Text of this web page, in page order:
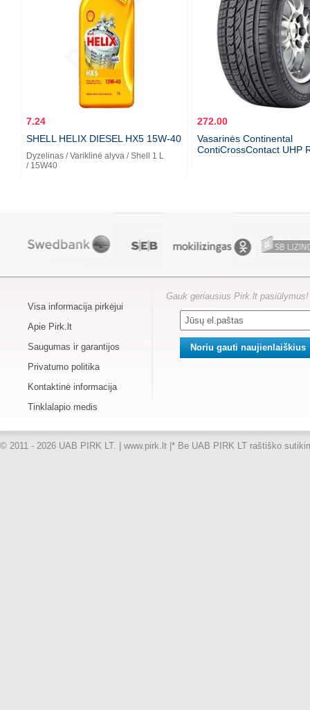
7.24
SHELL HELIX DIESEL HX5 15W-40
Dyzelinas / Variklinė alyva / Shell 1 L
/ 15W40
272.00
Vasarinės Continental
ContiCrossContact UHP
Visa informacija pirkėjui
Apie Pirk.lt
Saugumas ir garantijos
Privatumo politika
Kontaktinė informacija
Tinklalapio medis
Gauk geriausius Pirk.lt pasiūlymus!
© 2011 - 2026 UAB PIRK LT. | www.pirk.lt | * Be UAB PIRK LT raštiško